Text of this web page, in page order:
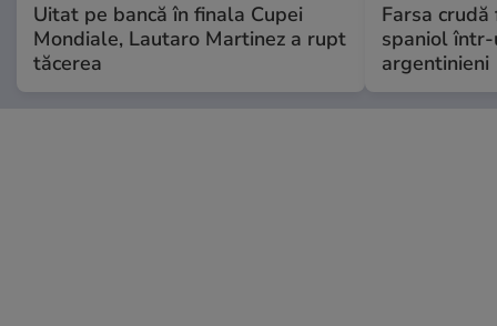
Uitat pe bancă în finala Cupei
Mondiale, Lautaro Martinez a rupt
tăcerea
Farsa
spaniol într-
argentinieni